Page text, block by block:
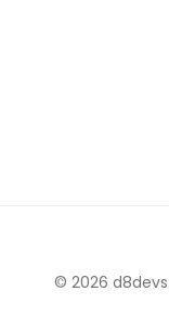
© 2026